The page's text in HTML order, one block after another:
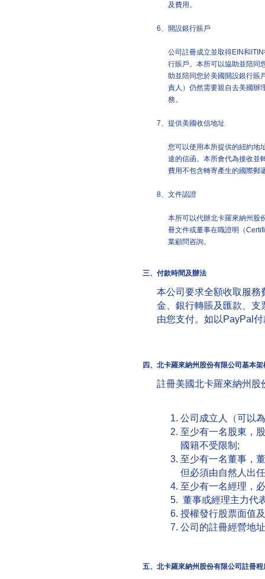
及費用。
6、 開設銀行賬戶
公司註冊成立並取得EIN和
行賬戶。本所可以協助並陪同
助並陪同您於美國開設銀行賬
責人）仍然需要親自去美國辦
務。
7、 提供美國收信地址
您可以使用本所提供的紐約地
途的信函。本所會代為接收並
費用不包含轉寄產生的國際郵
8、 文件認證
本所可以代辦北卡羅來納州股
冊文件或董事在職證明（
業顧問咨詢。
三、 付款時間及辦法
本公司要求全額收取服務
金、銀行轉賬及匯款、
由您支付。如以PayPal
四、 北卡羅來納州股份有限公司基本架
註冊美國北卡羅來納州股
公司成立人（可以
至少有一名股東，
國籍不受限制;
至少有一名董事，
但必須由自然人出
至少有一名經理，
董事或經理主力代
授權發行股票面值
公司的註冊經營地
五、 北卡羅來納州股份有限公司註冊程